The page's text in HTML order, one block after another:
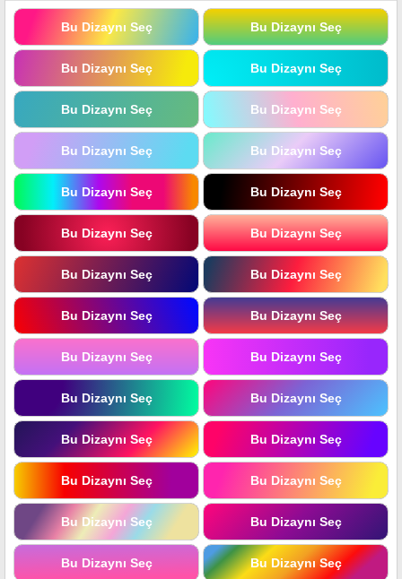
Bu Dizaynı Seç Bu Dizaynı Seç
Bu Dizaynı Seç Bu Dizaynı Seç
Bu Dizaynı Seç Bu Dizaynı Seç
Bu Dizaynı Seç Bu Dizaynı Seç
Bu Dizaynı Seç Bu Dizaynı Seç
Bu Dizaynı Seç Bu Dizaynı Seç
Bu Dizaynı Seç Bu Dizaynı Seç
Bu Dizaynı Seç Bu Dizaynı Seç
Bu Dizaynı Seç Bu Dizaynı Seç
Bu Dizaynı Seç Bu Dizaynı Seç
Bu Dizaynı Seç Bu Dizaynı Seç
Bu Dizaynı Seç Bu Dizaynı Seç
Bu Dizaynı Seç Bu Dizaynı Seç
Bu Dizaynı Seç Bu Dizaynı Seç